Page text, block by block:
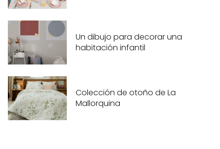
Un dibujo para decorar una
habitación infantil
Colección de otoño de La
Mallorquina